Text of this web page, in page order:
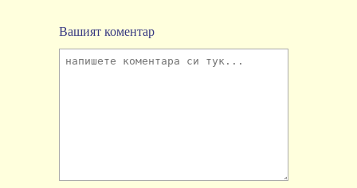
Вашият коментар